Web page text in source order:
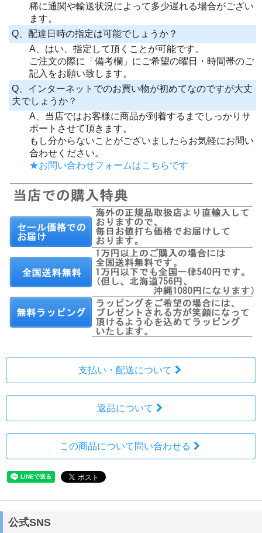
稀に通関や輸送状況によって多少遅れる場合がござい
ます。
Q、配達日時の指定は可能でしょうか？
A、はい、指定して頂くことが可能です。
ご注文の際に「備考欄」にご希望の曜日・時間帯のご
記入をお願い致します。
Q、インターネットでのお買い物が初めてなのですが大丈
夫でしょうか？
A、当店ではお客様に商品が到着するまでしっかりサ
ポートさせて頂きます。
もし分からないことがございましたらお気軽にお問い
合わせください。
★お問い合わせフォームはこちらです
支払い・配送について
返品について
この商品について問い合わせる
公式SNS